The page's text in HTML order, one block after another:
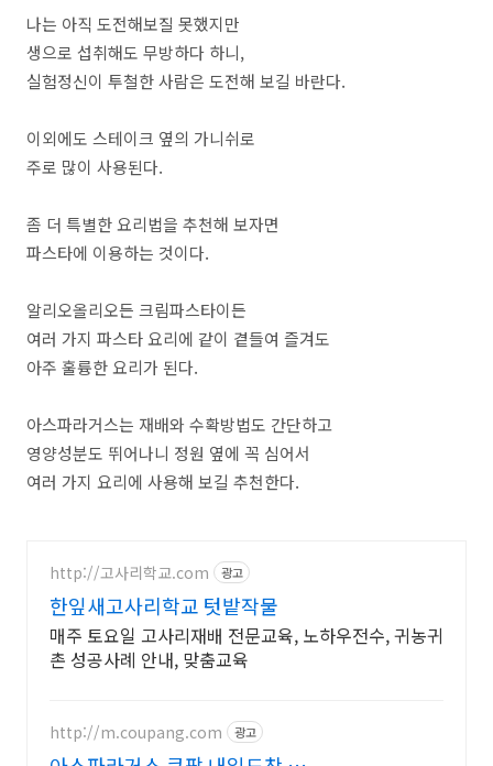
나는 아직 도전해보질 못했지만
생으로 섭취해도 무방하다 하니,
실험정신이 투철한 사람은 도전해 보길 바란다.
이외에도 스테이크 옆의 가니쉬로
주로 많이 사용된다.
좀 더 특별한 요리법을 추천해 보자면
파스타에 이용하는 것이다.
알리오올리오든 크림파스타이든
여러 가지 파스타 요리에 같이 곁들여 즐겨도
아주 훌륭한 요리가 된다.
아스파라거스는 재배와 수확방법도 간단하고
영양성분도 뛰어나니 정원 옆에 꼭 심어서
여러 가지 요리에 사용해 보길 추천한다.
http://고사리학교.com 광고
한잎새고사리학교 텃밭작물
매주 토요일 고사리재배 전문교육, 노하우전수, 귀농귀
촌 성공사례 안내, 맞춤교육
http://m.coupang.com 광고